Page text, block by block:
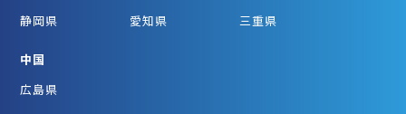
静岡県
愛知県 三重県
中国
広島県